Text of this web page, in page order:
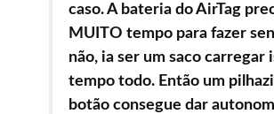
caso. A bateria do AirTag
MUITO tempo para fazer
não, ia ser um saco carregar
tempo todo. Então um
botão consegue dar